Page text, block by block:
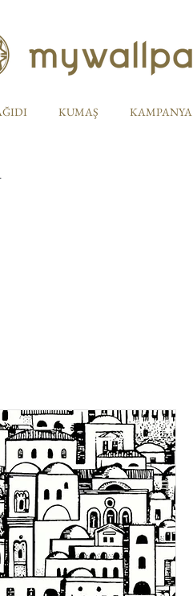
KUMAŞ KAMPANYA